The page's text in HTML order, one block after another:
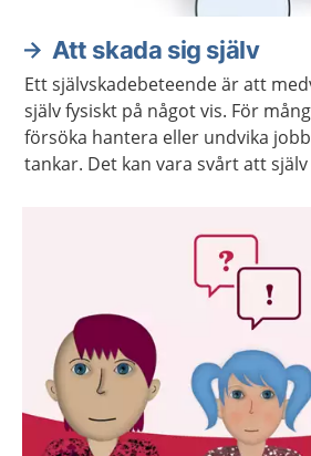
Att skada sig själv
Ett självskadebeteende är att
själv fysiskt på något vis. För
försöka hantera eller undvika
tankar. Det kan vara svårt att